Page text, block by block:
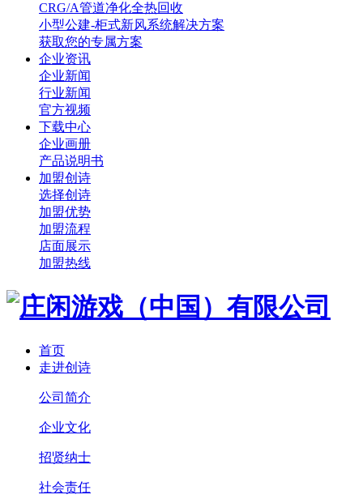
CRG/A管道净化全热回收
小型公建-柜式新风系统解决方案
获取您的专属方案
企业资讯
企业新闻
行业新闻
官方视频
下载中心
企业画册
产品说明书
加盟创诗
选择创诗
加盟优势
加盟流程
店面展示
加盟热线
首页
走进创诗
公司简介
企业文化
招贤纳士
社会责任